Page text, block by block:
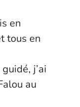
en
tous en
j’ai
au